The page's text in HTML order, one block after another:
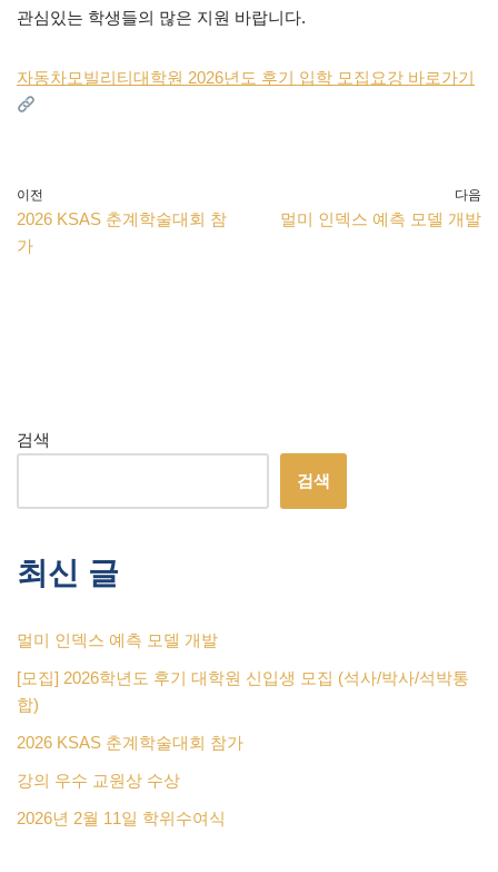
관심있는 학생들의 많은 지원 바랍니다.
자동차모빌리티대학원 2026년도 후기 입학 모집요강 바로가기
이전
2026 KSAS 춘계학술대회 참
가
다음
멀미 인덱스 예측 모델 개발
검색
검색
최신 글
멀미 인덱스 예측 모델 개발
[모집] 2026학년도 후기 대학원 신입생 모집 (석사/박사/석박통
합)
2026 KSAS 춘계학술대회 참가
강의 우수 교원상 수상
2026년 2월 11일 학위수여식